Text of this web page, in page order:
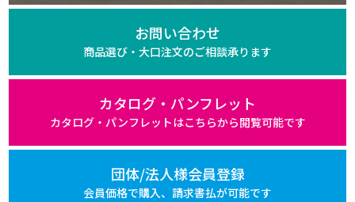
お問い合わせ
商品選び・大口注文のご相談承ります
カタログ・パンフレット
カタログ・パンフレットはこちらから閲覧可能です
団体/法人様会員登録
会員価格で購入、 請求書払が可能です